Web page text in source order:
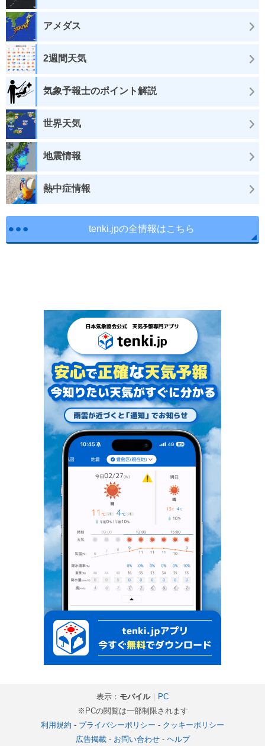
アメダス
2週間天気
気象予報士のポイント解説
世界天気
地震情報
熱中症情報
tenki.jpの全情報はこちら
表示： モバイル｜ PC
※PCの閲覧は一部制限されます
利用規約 - プライバシーポリシー - クッキーポリシー
広告掲載- お問い合わせ- ヘルプ